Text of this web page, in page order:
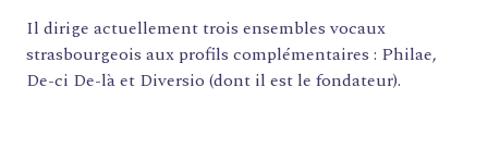
Il dirige actuellement trois ensembles vocaux
strasbourgeois aux profils complémentaires : Philae,
De-ci De-là et Diversio (dont il est le fondateur).
RECHERCHE
AGENDA
PETITES ANNONCES ET OFFRES D'EMPLOI